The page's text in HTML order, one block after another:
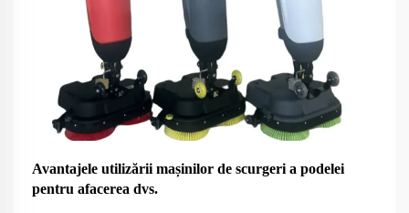
Avantajele utilizării mașinilor de scurgeri a podelei
pentru afacerea dvs.